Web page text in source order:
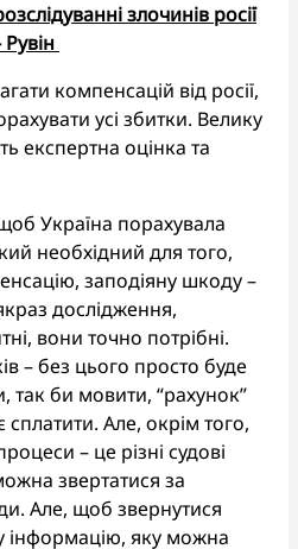
злочинів росії
компенсацій від росії,
усі збитки. Велику
експертна оцінка та
Україна порахувала
необхідний для того,
заподіяну шкоду –
дослідження,
вони точно потрібні.
– без цього просто буде
так би мовити, “рахунок”
Але, окрім того,
– це різні судові
звертатися за
Але, щоб звернутися
інформацію, яку можна